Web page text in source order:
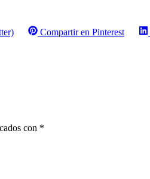
Compartir en Pinterest
con *